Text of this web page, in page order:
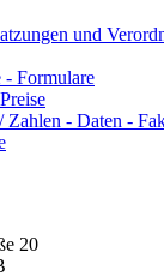
und
- Formulare
Zahlen - Daten -
20